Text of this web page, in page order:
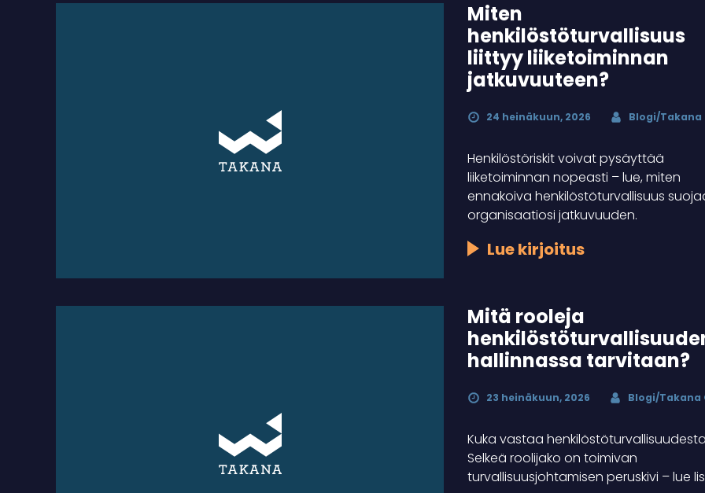
Miten
henkilöstöturvallisuus
liittyy liiketoiminnan
jatkuvuuteen?
24 heinäkuun, 2026 Blogi/Takana
Henkilöstöriskit voivat pysäyttää
liiketoiminnan nopeasti – lue, miten
ennakoiva henkilöstöturvallisuus
organisaatiosi jatkuvuuden.
Lue kirjoitus
Mitä rooleja
hallinnassa tarvitaan?
23 heinäkuun, 2026 Blogi/Takana
Kuka vastaa
Selkeä roolijako on toimivan
turvallisuusjohtamisen peruskivi – lue